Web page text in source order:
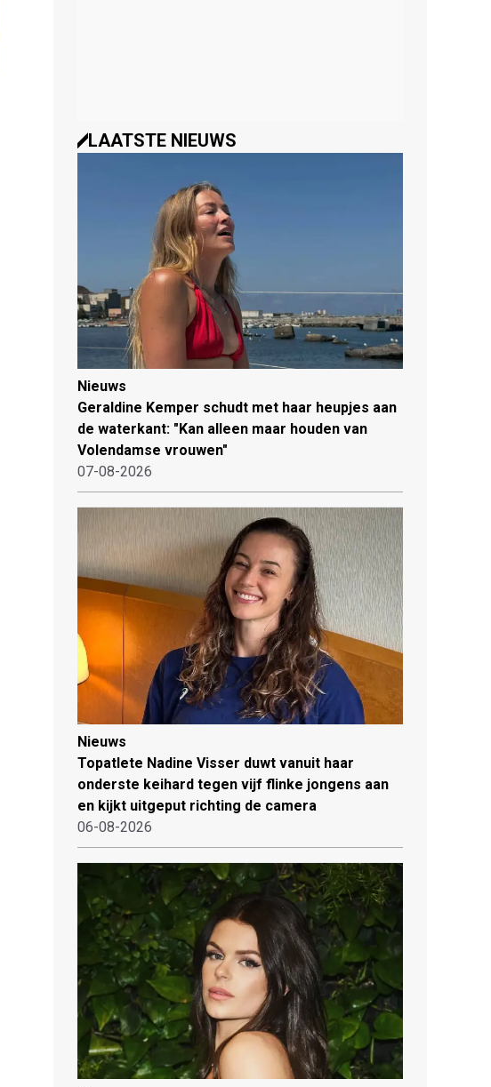
LAATSTE NIEUWS
Nieuws
Geraldine Kemper schudt met haar heupjes aan
de waterkant: "Kan alleen maar houden van
Volendamse vrouwen"
07-08-2026
Nieuws
Topatlete Nadine Visser duwt vanuit haar
onderste keihard tegen vijf flinke jongens aan
en kijkt uitgeput richting de camera
06-08-2026